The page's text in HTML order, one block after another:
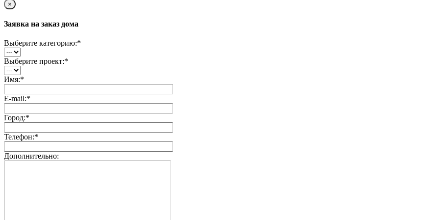
×
Заявка на заказ дома
Выберите категорию:*
Выберите проект:*
Имя:*
E-mail:*
Город:*
Телефон:*
Дополнительно: